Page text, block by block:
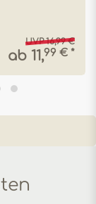
UVP 16,99 €
ab 11,99 € *